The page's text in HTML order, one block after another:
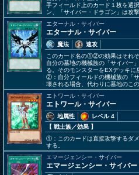
手フィールド上のカード１枚を選
ン、「サイバー・ドラゴン」は攻撃
エターナル・サイバー
エターナル・サイバー
魔法
速攻
このカード名の①②の効果はそれ
自分の墓地の機械族の「サイバー
る。そのモンスターをEXデッキに
②：自分フィールドの機械族の「
壊される場合、代わりに墓地のこ
エトワール・サイバー
エトワール・サイバー
地属性
レベル 4
【 戦士族／効果 】
①：このカードは直接攻撃するダ
する。
エマージェンシー・サイバー
エマージェンシー・サイバー